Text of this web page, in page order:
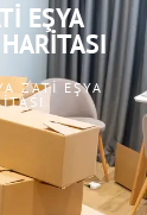
EŞYA
ZATI EŞYA